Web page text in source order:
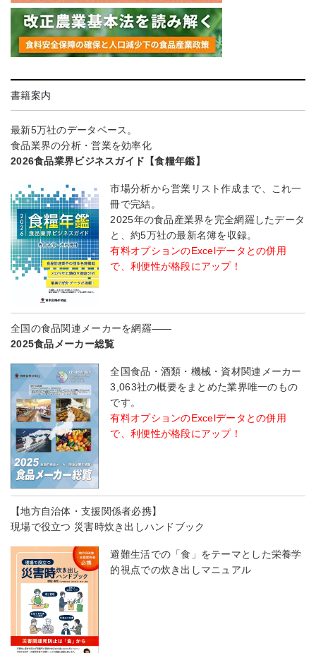
書籍案内
最新5万社のデータベース。
食品業界の分析・営業を効率化
2026食品業界ビジネスガイド【食糧年鑑】
市場分析から営業リスト作成まで、これ一
冊で完結。
2025年の食品産業界を完全網羅したデータ
と、約5万社の最新名簿を収録。
有料オプションのExcelデータとの併用
で、利便性が格段にアップ！
全国の食品関連メーカーを網羅――
2025食品メーカー総覧
全国食品・酒類・機械・資材関連メーカー
3,063社の概要をまとめた業界唯一のもの
です。
有料オプションのExcelデータとの併用
で、利便性が格段にアップ！
【地方自治体・支援関係者必携】
現場で役立つ 災害時炊き出しハンドブック
避難生活での「食」をテーマとした栄養学
的視点での炊き出しマニュアル